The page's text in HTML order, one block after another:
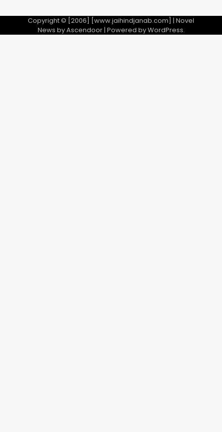
Copyright © [2006] [www.jaihindjanab.com] | Novel
News byAscendoor| Powered byWordPress.